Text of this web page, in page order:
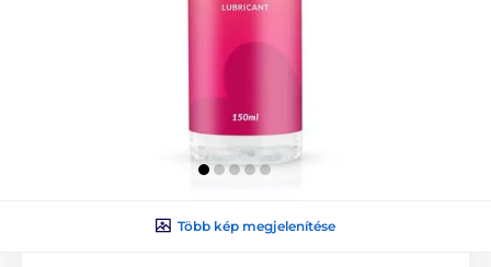
Több kép megjelenítése